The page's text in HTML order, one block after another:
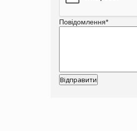
Повідомлення*